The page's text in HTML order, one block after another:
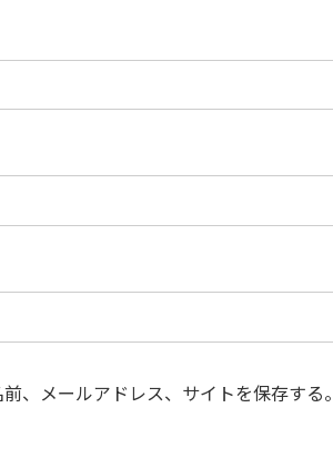
、メールアドレス、サイトを保存する。